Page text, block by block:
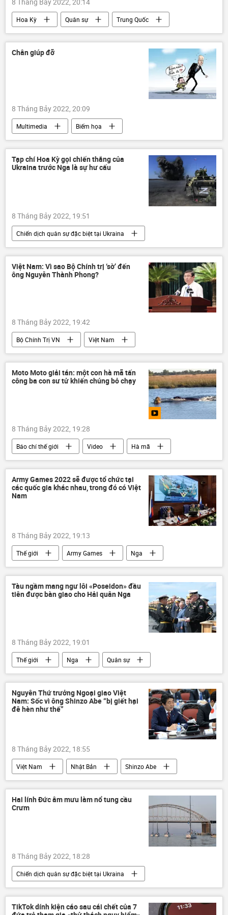
Hoa Kỳ Quân sự
Trung Quốc
Thế giới
chiến tranh Đài Loan
Chân giúp đỡ
8 Tháng Bảy 2022, 20:09
Multimedia Biếm họa
Tạp chí Hoa Kỳ gọi chiến thắng của
Ukraina trước Nga là sự hư cấu
8 Tháng Bảy 2022, 19:51
Chiến dịch quân sự đặc biệt tại Ukraina
Ukraina
Cuộc khủng hoảng ở Ukraina
Báo chí thế giới
Hoa Kỳ
Liên bang Nga
Nga
Donbass
Việt Nam: Vì sao Bộ Chính trị ‘sờ’ đến
ông Nguyễn Thành Phong?
8 Tháng Bảy 2022, 19:42
Bộ Chính Trị VN
Việt Nam
Nguyễn Thành Phong
Thành phố Hồ Chí Minh
Moto Moto giải tán: một con hà mã tấn
công ba con sư tử khiến chúng bỏ chạy
8 Tháng Bảy 2022, 19:28
Báo chí thế giới Video
Hà mã
con sư tử
Army Games 2022 sẽ được tổ chức tại
các quốc gia khác nhau, trong đó có Việt
Nam
8 Tháng Bảy 2022, 19:13
Thế giới Army Games
Nga
Việt Nam
Quân sự
Ấn Độ
Quan điểm-Ý kiến
Bộ Quốc phòng Nga
Đội tuyển Việt Nam tại Hội thao quân sự quốc tế ARMY-2022
ARMY GAMES-2022
Tàu ngầm mang ngư lôi «Poseidon» đầu
tiên được bàn giao cho Hải quân Nga
8 Tháng Bảy 2022, 19:01
Thế giới Nga
Quân sự
Quân đội Nga
Poseidon
Hải quân Nga
Nguyên Thứ trưởng Ngoại giao Việt
Nam: Sốc vì ông Shinzo Abe “bị giết hại
đê hèn như thế”
8 Tháng Bảy 2022, 18:55
Việt Nam Nhật Bản
Shinzo Abe
Vụ ám sát cựu Thủ tướng Nhật Bản Shinzo Abe
hợp tác
tình hữu nghị
Hai lính Đức âm mưu làm nổ tung cầu
Crưm
8 Tháng Bảy 2022, 18:28
Chiến dịch quân sự đặc biệt tại Ukraina
Thế giới
Ukraina
Nga
Đức
Cuộc khủng hoảng ở Ukraina
TikTok dính kiện cáo sau cái chết của 7